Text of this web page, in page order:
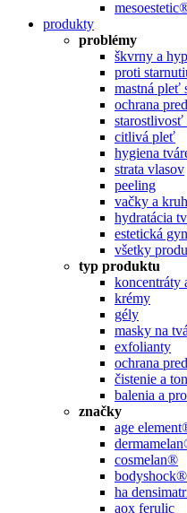
produkty
problémy
škvrny a
proti
mastná pleť
ochrana
starostlivosť
citlivá pleť
hygiena
strata vlasov
peeling
vačky a
hydratácia
estetická
všetky
typ produktu
koncentráty
krémy
gély
masky na
exfolianty
ochrana
čistenie a
balenia a
značky
age
cosmelan®
bodyshock®
ha
aox ferulic